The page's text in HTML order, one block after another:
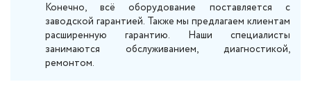
Конечно, всё оборудование поставляется с
заводской гарантией. Также мы предлагаем клиентам
расширенную гарантию. Наши специалисты
занимаются обслуживанием, диагностикой,
ремонтом.